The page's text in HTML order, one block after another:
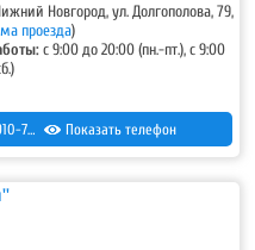
Новгород, ул. Долгополова, 79,
проезда)
с 9:00 до 20:00 (пн.-пт.), с 9:00
+7-910-790-48-01 ,+7 (831) 410-48-01
Показать телефон